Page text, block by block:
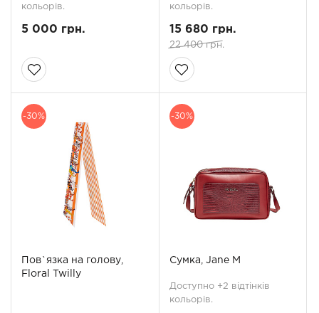
кольорів.
5 000 грн.
кольорів.
15 680 грн.
22 400 грн.
-30%
Пов`язка на голову,
Floral Twilly
-30%
Сумка, Jane M
Доступно +2 відтінків
кольорів.